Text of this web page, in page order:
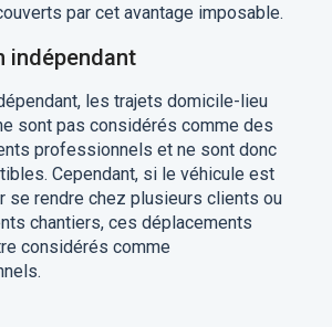
par cet avantage imposable.
indépendant
les trajets domicile-lieu
sont pas considérés comme des
professionnels et ne sont donc
Cependant, si le véhicule est
se rendre chez plusieurs clients ou
chantiers, ces déplacements
considérés comme